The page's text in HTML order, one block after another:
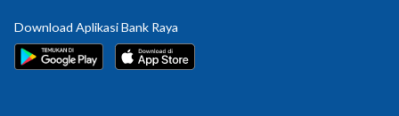
Download Aplikasi Bank Raya